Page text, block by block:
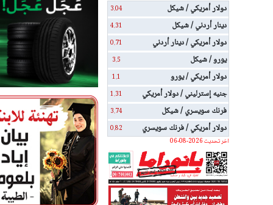
دولار أمريكي / شيكل
3.04
دينار أردني / شيكل 4.31
دولار أمريكي / دينار أردني 0.71
يورو / شيكل 3.5
دولار أمريكي / يورو 1.1
جنيه إسترليني / دولار أمريكي 1.31
فرنك سويسري / شيكل 3.74
دولار أمريكي / فرنك سويسري
0.82
اخر تحديث 2026-08-06